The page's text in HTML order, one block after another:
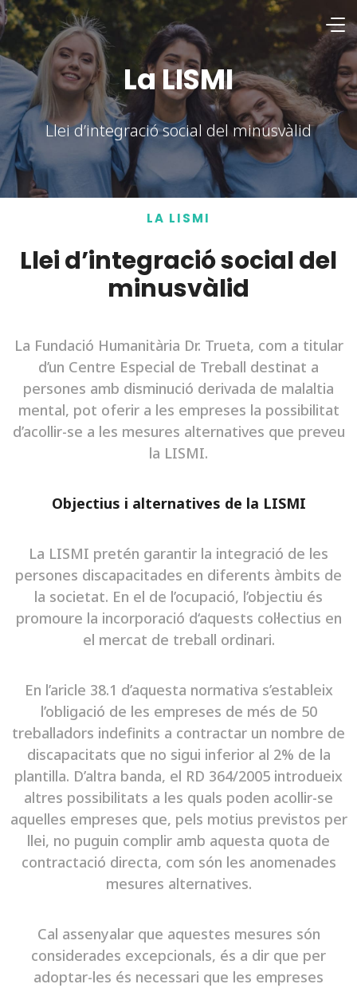
La LISMI
Llei d’integració social del minusvàlid
LA LISMI
Llei d’integració social del
minusvàlid
La Fundació Humanitària Dr. Trueta, com a titular
d’un Centre Especial de Treball destinat a
persones amb disminució derivada de malaltia
mental, pot oferir a les empreses la possibilitat
d’acollir-se a les mesures alternatives que preveu
la LISMI.
Objectius i alternatives de la LISMI
La LISMI pretén garantir la integració de les
persones discapacitades en diferents àmbits de
la societat. En el de l’ocupació, l’objectiu és
promoure la incorporació d‘aquests col·lectius en
el mercat de treball ordinari.
En l’aricle 38.1 d’aquesta normativa s’estableix
l’obligació de les empreses de més de 50
treballadors indefinits a contractar un nombre de
discapacitats que no sigui inferior al 2% de la
plantilla. D’altra banda, el RD 364/2005 introdueix
altres possibilitats a les quals poden acollir-se
aquelles empreses que, pels motius previstos per
llei, no puguin complir amb aquesta quota de
contractació directa, com són les anomenades
mesures alternatives.
Cal assenyalar que aquestes mesures són
considerades excepcionals, és a dir que per
adoptar-les és necessari que les empreses